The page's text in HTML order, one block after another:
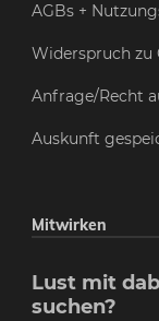
AGBs +
Widerspruch zu
Anfrage/Recht
Auskunft
Mitwirken
Lust mit
suchen?